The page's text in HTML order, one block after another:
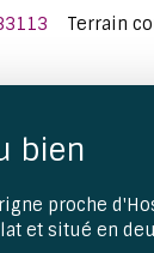
Terrain
bien
proche
et situé en